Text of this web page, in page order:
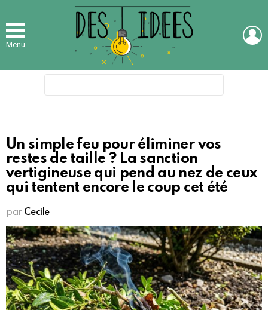
Menu
Un simple feu pour éliminer vos
restes de taille ? La sanction
vertigineuse qui pend au nez de ceux
qui tentent encore le coup cet été
par Cecile